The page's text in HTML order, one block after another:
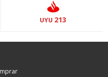
UYU 213